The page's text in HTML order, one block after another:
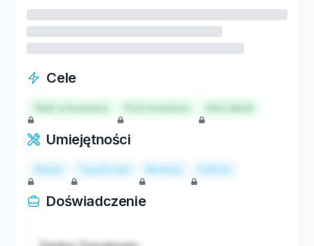
Cele
Start a business Hire talent
Umiejętności
React TypeScript Node.js Python
Doświadczenie